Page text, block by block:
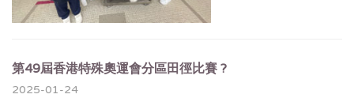
第49屆香港特殊奧運會分區田徑比賽 ?
2025-01-24